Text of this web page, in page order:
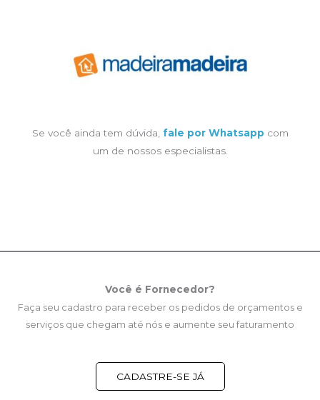
Se você ainda tem dúvida, fale por Whatsapp com
um de nossos especialistas.
Você é Fornecedor?
Faça seu cadastro para receber os pedidos de orçamentos e
serviços que chegam até nós e aumente seu faturamento
CADASTRE-SE JÁ